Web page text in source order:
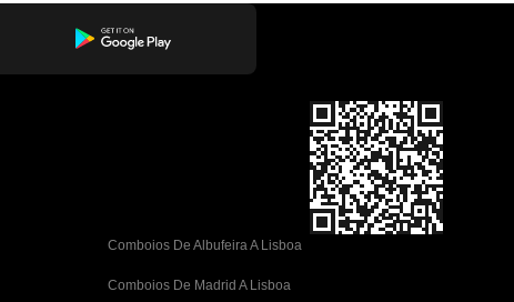
Comboios De Albufeira A Lisboa
Comboios De Madrid A Lisboa